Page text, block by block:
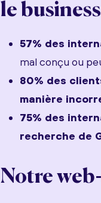
le
57% des
mal conçu ou
80% des
manière
75% des
recherche de
Notre